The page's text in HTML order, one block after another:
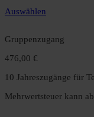
Auswählen
Gruppenzugang
476,00 €
10 Jahreszugänge für
Mehrwertsteuer kann